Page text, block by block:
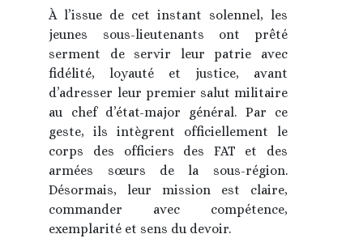
À l’issue de cet instant solennel, les
jeunes sous-lieutenants ont prêté
serment de servir leur patrie avec
fidélité, loyauté et justice, avant
d’adresser leur premier salut militaire
au chef d’état-major général. Par ce
geste, ils intègrent officiellement le
corps des officiers des FAT et des
armées sœurs de la sous-région.
Désormais, leur mission est claire,
commander avec compétence,
exemplarité et sens du devoir.